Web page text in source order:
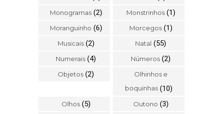
Monogramas (2) Monstrinhos (1)
Moranguinho (6) Morcegos (1)
Musicais (2) Natal (55)
Numerais (4) Números (2)
Objetos (2) Olhinhos e
boquinhas (10)
Olhos (5) Outono (3)